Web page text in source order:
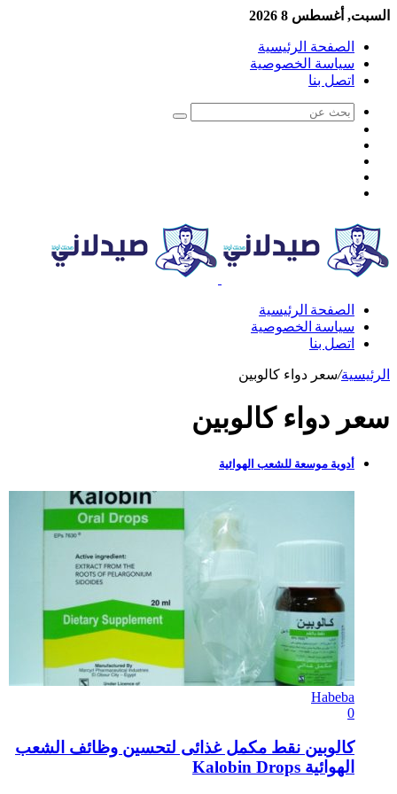
السبت, أغسطس 8 2026
الصفحة الرئيسية
سياسة الخصوصية
اتصل بنا
الصفحة الرئيسية
سياسة الخصوصية
اتصل بنا
الرئيسية/سعر دواء كالوبين
سعر دواء كالوبين
أدوية موسعة للشعب الهوائية
Habeba
0
كالوبين نقط مكمل غذائى لتحسين وظائف الشعب
الهوائية Kalobin Drops